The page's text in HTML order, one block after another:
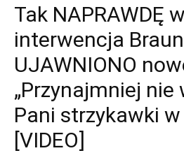
Tak NAPRAWDĘ
interwencja
UJAWNIONO
„Przynajmniej nie
Pani strzykawki w
[VIDEO]